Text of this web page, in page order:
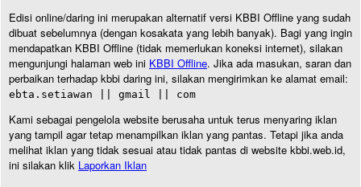
Edisi online/daring ini merupakan alternatif versi KBBI Offline yang sudah
dibuat sebelumnya (dengan kosakata yang lebih banyak). Bagi yang ingin
mendapatkan KBBI Offline (tidak memerlukan koneksi internet), silakan
mengunjungi halaman web ini KBBI Offline. Jika ada masukan, saran dan
perbaikan terhadap kbbi daring ini, silakan mengirimkan ke alamat email:
ebta.setiawan || gmail || com
Kami sebagai pengelola website berusaha untuk terus menyaring iklan
yang tampil agar tetap menampilkan iklan yang pantas. Tetapi jika anda
melihat iklan yang tidak sesuai atau tidak pantas di website kbbi.web.id,
ini silakan klik Laporkan Iklan